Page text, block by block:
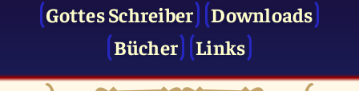
Gottes Schreiber
Downloads
Bücher
Links